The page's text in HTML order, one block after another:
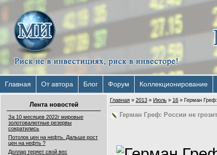
Главная От автора Блог Форум Коллекционирование
Лента новостей
За 10 месяцев 2022г мировые
золотовалютные резервы
сократились
Потолок цен на нефть. Дальше рост
цен на нефть ?
Доллар теряет свой вес
Главная » 2013 » Июль » 16 » Герман
Герман Греф: России не